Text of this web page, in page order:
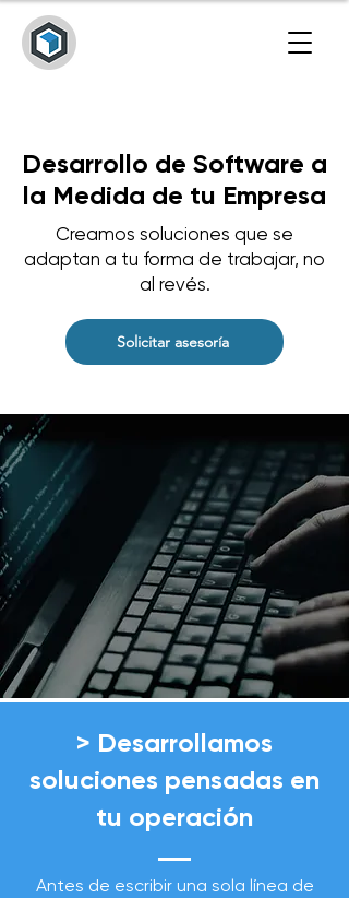
Desarrollo de Software a
la Medida de tu Empresa
Creamos soluciones que se
adaptan a tu forma de trabajar, no
al revés.
Solicitar asesoría
> Desarrollamos
soluciones pensadas en
tu operación
Antes de escribir una sola línea de